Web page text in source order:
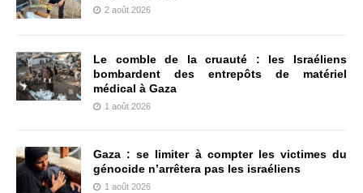
2 août 2026
Le comble de la cruauté : les Israéliens
bombardent des entrepôts de matériel
médical à Gaza
1 août 2026
Gaza : se limiter à compter les victimes du
génocide n’arrêtera pas les israéliens
1 août 2026